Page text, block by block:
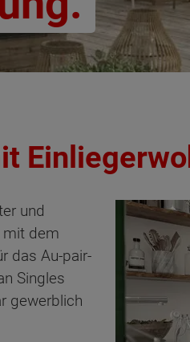
und
mit dem
das Au-pair-
Singles
gewerblich